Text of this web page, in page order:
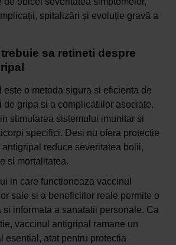
spitalizări și evoluție gravă a
sa retineti despre
o metoda sigura si eficienta de
de gripa si a complicatiilor asociate.
stimularea sistemului imunitar si
specifici. Desi nu ofera protectie
reduce severitatea bolii,
si mortalitatea.
in care functioneaza vaccinul
sale si a beneficiilor reale permite o
si informata a sanatatii personale. Ca
vaccinul antigripal ramane un
esential, atat pentru protectia